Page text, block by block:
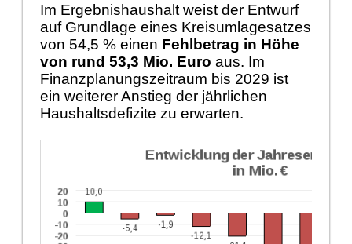
Im Ergebnishaushalt weist der Entwurf
auf Grundlage eines Kreisumlagesatzes
von 54,5 % einen Fehlbetrag in Höhe
von rund 53,3 Mio. Euro aus. Im
Finanzplanungszeitraum bis 2029 ist
ein weiterer Anstieg der jährlichen
Haushaltsdefizite zu erwarten.